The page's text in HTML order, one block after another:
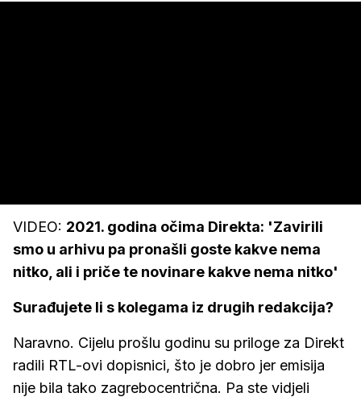
VIDEO: 2021. godina očima Direkta: 'Zavirili
smo u arhivu pa pronašli goste kakve nema
nitko, ali i priče te novinare kakve nema nitko'
Surađujete li s kolegama iz drugih redakcija?
Naravno. Cijelu prošlu godinu su priloge za Direkt
radili RTL-ovi dopisnici, što je dobro jer emisija
nije bila tako zagrebocentrična. Pa ste vidjeli